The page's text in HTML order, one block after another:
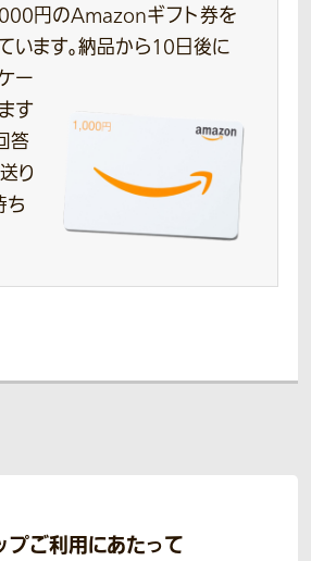
円のAmazonギフト券を
います。納品から10日後に
ー
す
答
り
ち
プご利用にあたって